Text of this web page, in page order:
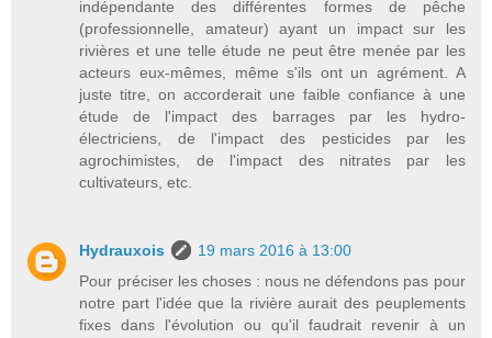
indépendante des différentes formes de pêche
(professionnelle, amateur) ayant un impact sur les
rivières et une telle étude ne peut être menée par les
acteurs eux-mêmes, même s'ils ont un agrément. A
juste titre, on accorderait une faible confiance à une
étude de l'impact des barrages par les hydro-
électriciens, de l'impact des pesticides par les
agrochimistes, de l'impact des nitrates par les
cultivateurs, etc.
Hydrauxois
19 mars 2016 à 13:00
Pour préciser les choses : nous ne défendons pas pour
notre part l'idée que la rivière aurait des peuplements
fixes dans l'évolution ou qu'il faudrait revenir à un